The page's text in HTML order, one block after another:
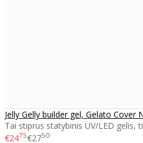
Jelly Gelly builder gel, Gelato Cover
Tai stiprus statybinis UV/LED gelis,
€2475€2750